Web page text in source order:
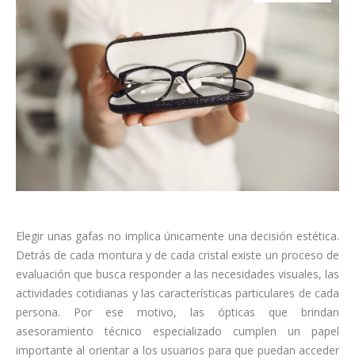
Elegir unas gafas no implica únicamente una decisión estética.
Detrás de cada montura y de cada cristal existe un proceso de
evaluación que busca responder a las necesidades visuales, las
actividades cotidianas y las características particulares de cada
persona. Por ese motivo, las ópticas que brindan
asesoramiento técnico especializado cumplen un papel
importante al orientar a los usuarios para que puedan acceder